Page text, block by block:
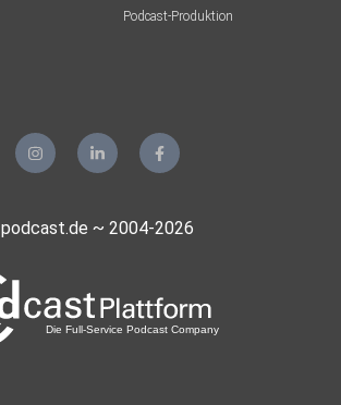
Podcast-Produktion
podcast.de ~ 2004-2026